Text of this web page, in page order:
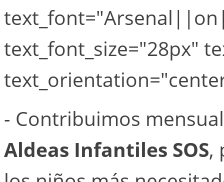
text_font_size="28px"
- Contribuimos
Aldeas Infantiles SOS,